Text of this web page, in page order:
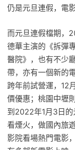
仍是元旦連假，電
而元旦連假檔期，
德華主演的《拆彈
醫院》，也有不少
帶，亦有一個新的
跨年前試營運，12
價優惠；桃園中壢
到2022年1月3日的
看煙火，做國內旅
影院看場熱門電影